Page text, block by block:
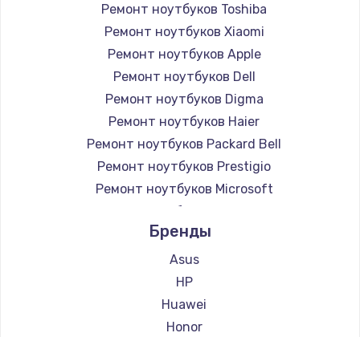
Ремонт ноутбуков Toshiba
Ремонт ноутбуков Xiaomi
Ремонт ноутбуков Apple
Ремонт ноутбуков Dell
Ремонт ноутбуков Digma
Ремонт ноутбуков Haier
Ремонт ноутбуков Packard Bell
Ремонт ноутбуков Prestigio
Ремонт ноутбуков Microsoft
Ремонт ноутбуков Alienware
Ремонт ноутбуков Aquarius
Ремонт ноутбуков Gigabyte
Ремонт ноутбуков Aorus
Ремонт ноутбуков Maibenben
Ремонт ноутбуков Getac
Бренды
Asus
HP
Huawei
Honor